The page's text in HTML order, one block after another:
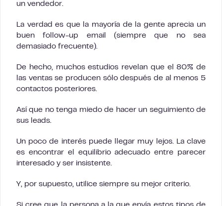
un vendedor.
La verdad es que la mayoría de la gente aprecia un
buen follow-up email (siempre que no sea
demasiado frecuente).
De hecho, muchos estudios revelan que el 80% de
las ventas se producen sólo después de al menos 5
contactos posteriores.
Así que no tenga miedo de hacer un seguimiento de
sus leads.
Un poco de interés puede llegar muy lejos. La clave
es encontrar el equilibrio adecuado entre parecer
interesado y ser insistente.
Y, por supuesto, utilice siempre su mejor criterio.